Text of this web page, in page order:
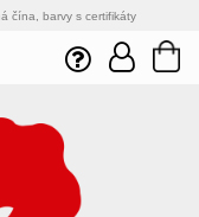
čína, barvy s certifikáty
technologie
24h
žádný zprostředkovatel
zákazníků